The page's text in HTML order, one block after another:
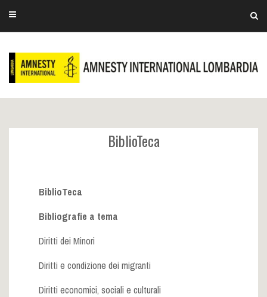
BiblioTeca
BiblioTeca
Bibliografie a tema
Diritti dei Minori
Diritti e condizione dei migranti
Diritti economici, sociali e culturali